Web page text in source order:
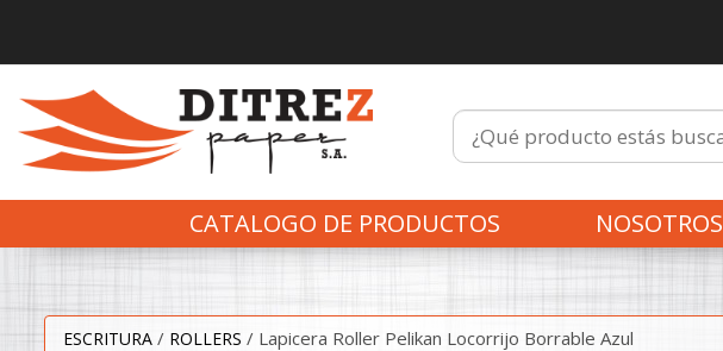
CATALOGO DE PRODUCTOS NOSOTROS
ESCRITURA / ROLLERS / Lapicera Roller Pelikan Locorrijo Borrable Azul